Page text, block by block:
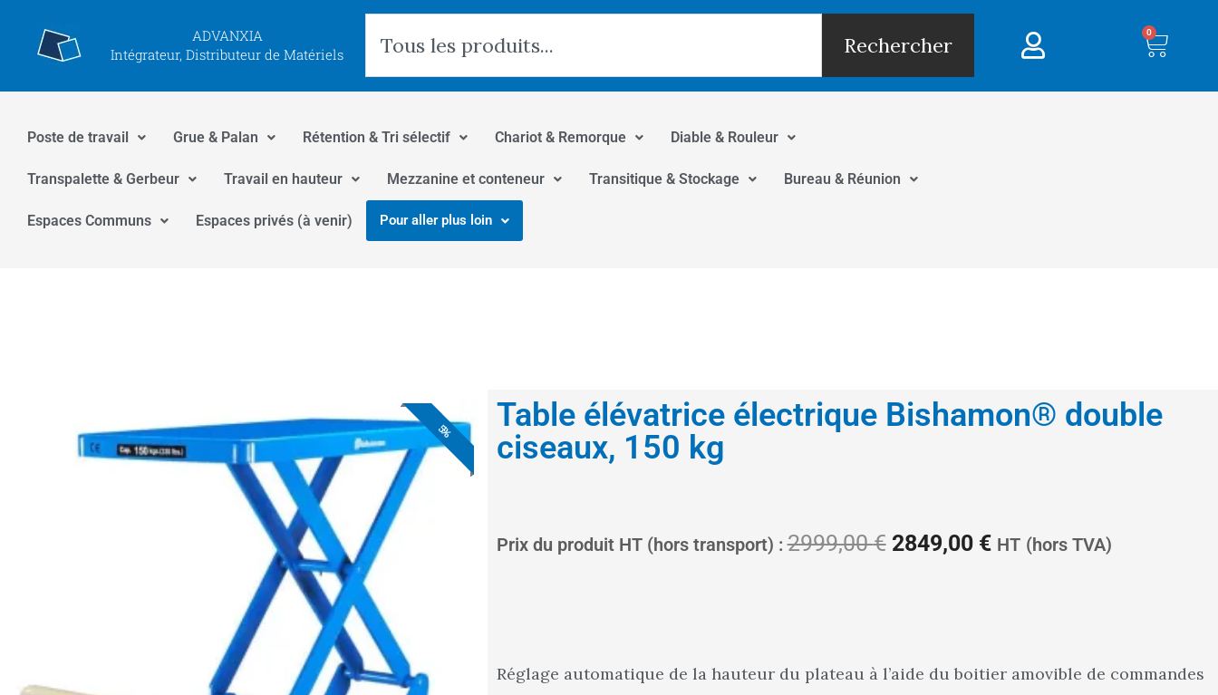
contenu
ADVANXIA
Intégrateur, Distributeur de Matériels
Rechercher
0
Poste de travail Grue & Palan Rétention & Tri sélectif Chariot & Remorque Diable & Rouleur
Transpalette & Gerbeur Travail en hauteur Mezzanine et conteneur Transitique & Stockage Bureau & Réunion
Espaces Communs Espaces privés (à venir) Pour aller plus loin
5%
5%
5%
5%
5%
Table élévatrice électrique Bishamon® double
ciseaux, 150 kg
Prix du produit HT (hors transport) :2999,00€ Le
2849,00 €Le
HT (hors TVA)
Réglage automatique de la hauteur du plateau à l’aide du boitier amovible de commandes